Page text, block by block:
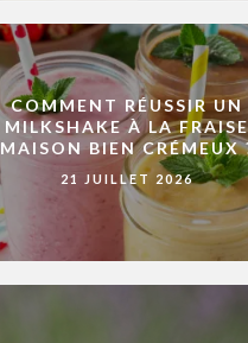
COMMENT RÉUSSIR UN
MILKSHAKE À LA FRAISE
MAISON BIEN CRÉMEUX
21 JUILLET 2026